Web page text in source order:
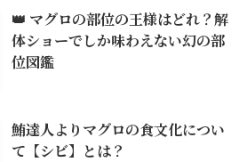
👑 マグロの部位の王様はどれ？解
体ショーでしか味わえない幻の部
位図鑑
鮪達人よりマグロの食文化につい
て【シビ】とは？